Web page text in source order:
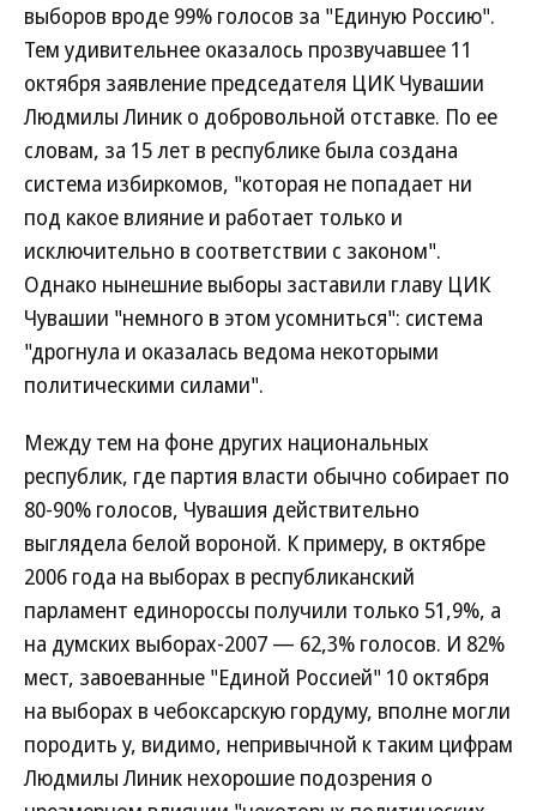
выборов вроде 99% голосов за "Единую Россию".
Тем удивительнее оказалось прозвучавшее 11
октября заявление председателя ЦИК Чувашии
Людмилы Линик о добровольной отставке. По ее
словам, за 15 лет в республике была создана
система избиркомов, "которая не попадает ни
под какое влияние и работает только и
исключительно в соответствии с законом".
Однако нынешние выборы заставили главу ЦИК
Чувашии "немного в этом усомниться": система
"дрогнула и оказалась ведома некоторыми
политическими силами".
Между тем на фоне других национальных
республик, где партия власти обычно собирает по
80-90% голосов, Чувашия действительно
выглядела белой вороной. К примеру, в октябре
2006 года на выборах в республиканский
парламент единороссы получили только 51,9%, а
на думских выборах-2007 — 62,3% голосов. И 82%
мест, завоеванные "Единой Россией" 10 октября
на выборах в чебоксарскую гордуму, вполне могли
породить у, видимо, непривычной к таким цифрам
Людмилы Линик нехорошие подозрения о